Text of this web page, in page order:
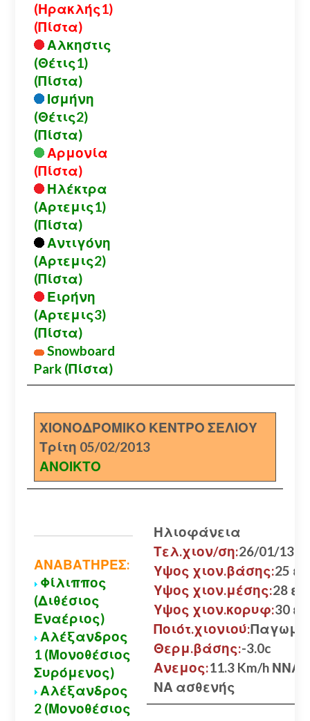
(Ηρακλής1)
(Πίστα)
Αλκηστις
(Θέτις1)
(Πίστα)
Ισμήνη
(Θέτις2)
(Πίστα)
Αρμονία
(Πίστα)
Ηλέκτρα
(Αρτεμις1)
(Πίστα)
Αντιγόνη
(Αρτεμις2)
(Πίστα)
Ειρήνη
(Αρτεμις3)
(Πίστα)
Snowboard
Park (Πίστα)
ΧΙΟΝΟΔΡΟΜΙΚΟ ΚΕΝΤΡΟ ΣΕΛΙΟΥ
Τρίτη 05/02/2013
ΑΝΟΙΚΤΟ
ΑΝΑΒΑΤΗΡΕΣ:
Φίλιππος
(Διθέσιος
Εναέριος)
Αλέξανδρος
1 (Μονοθέσιος
Συρόμενος)
Αλέξανδρος
2 (Μονοθέσιος
Ηλιοφάνεια
Τελ.χιον/ση:26/01/13
Υψος χιον.βάσης:25 εκ.
Υψος χιον.μέσης:28 εκ.
Υψος χιον.κορυφ:30 εκ.
Ποιότ.χιονιού:
Θερμ.βάσης:-3.0c
Ανεμος:11.3 Km/h ΝΝΑ
ΝΑ ασθενής